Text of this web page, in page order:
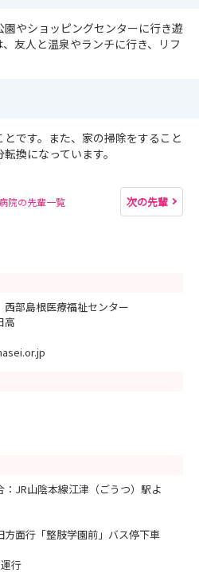
やショッピングセンターに行き遊
友人と温泉やランチに行き、リフ
です。また、家の掃除をすること
換になっています。
院の先輩一覧 次の先輩
部島根医療福祉センター
高
JR山陰本線江津（ごうつ）駅よ
面行「整肢学園前」バス停下車
行